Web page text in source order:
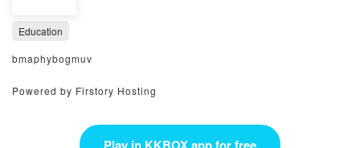
Education
bmaphybogmuv
Powered by Firstory Hosting
Play in KKBOX app for free